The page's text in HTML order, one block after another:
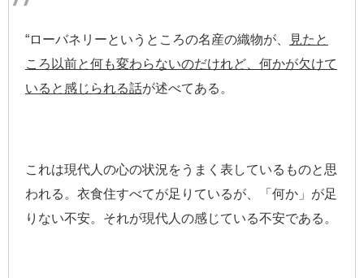
“ローバネリーというところの名産の織物が、
見たと
ころ以前と何も変わらないのだけれど、何かが欠けて
いると感じられる話が述べてある。
これは現代人の心の状況をうまく表しているものと思
われる。衣食住すべてが足りているが、「何か」が足
りない不安。それが現代人の感じている不安である。